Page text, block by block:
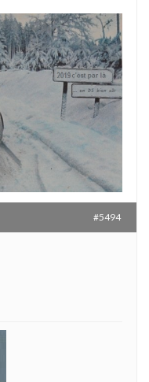
#5494